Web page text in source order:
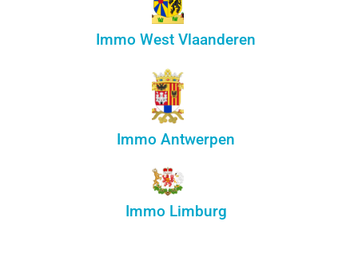
Immo West Vlaanderen
Immo Antwerpen
Immo Limburg